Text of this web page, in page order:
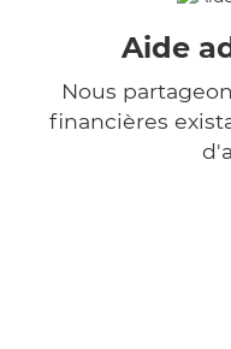
Aide
Nous
financières